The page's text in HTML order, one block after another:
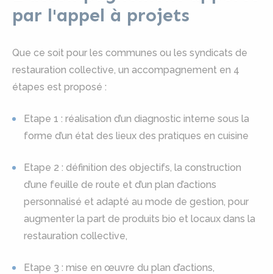
par l'appel à projets
Que ce soit pour les communes ou les syndicats de
restauration collective, un accompagnement en 4
étapes est proposé :
Etape 1 : réalisation d’un diagnostic interne sous la
forme d’un état des lieux des pratiques en cuisine
Etape 2 : définition des objectifs, la construction
d’une feuille de route et d’un plan d’actions
personnalisé et adapté au mode de gestion, pour
augmenter la part de produits bio et locaux dans la
restauration collective,
Etape 3 : mise en œuvre du plan d’actions,